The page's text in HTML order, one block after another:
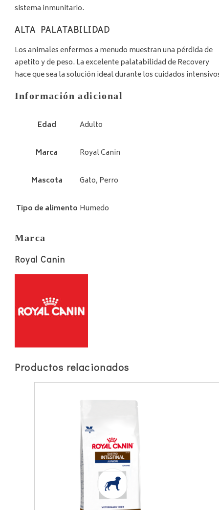
sistema inmunitario.
ALTA PALATABILIDAD
Los animales enfermos a menudo muestran una pérdida de
apetito y de peso. La excelente palatabilidad de Recovery
hace que sea la solución ideal durante los cuidados
Información adicional
Edad Adulto
Marca Royal Canin
Mascota Gato, Perro
Tipo de alimento Humedo
Marca
Royal Canin
Productos relacionados